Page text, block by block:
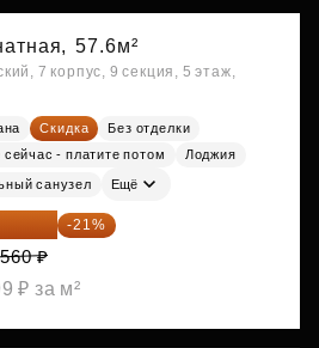
57.6м²
7 корпус, 9 секция, 5 этаж,
Скидка
Без отделки
- платите потом
Лоджия
санузел Ещё
702 ₽ -21%
₽
₽ за м²